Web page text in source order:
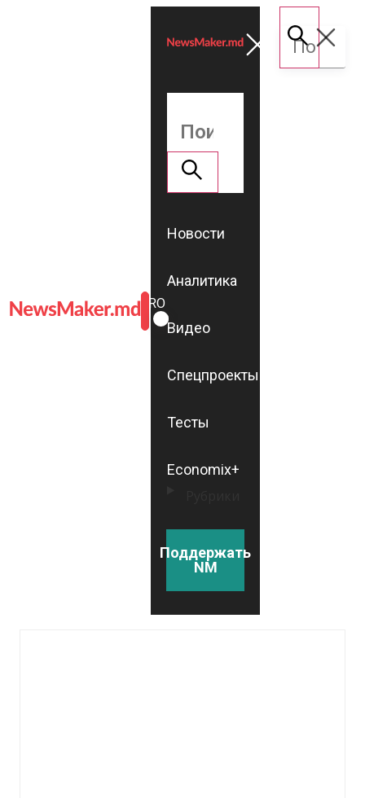
ROMÂNĂ
RU
Новости
Аналитика
Видео
Спецпроекты
Тесты
Economix+
Поддержать
NM